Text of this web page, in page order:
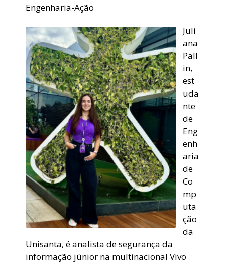
Engenharia-Ação
Juli
ana
Pall
in,
est
uda
nte
de
Eng
enh
aria
de
Co
mp
uta
ção
da
Unisanta, é analista de segurança da
informação júnior na multinacional Vivo